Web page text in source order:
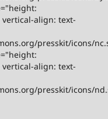
align: text-
presskit/icons/
align: text-
presskit/icons/